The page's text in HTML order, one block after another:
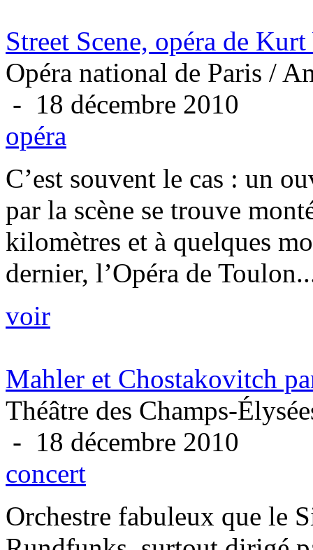
Street Scene, opéra de
Opéra national de Paris /
- 18 décembre 2010
opéra
C’est souvent le cas : un
par la scène se trouve
kilomètres et à quelques
dernier, l’Opéra de
voir
Mahler et Chostakovitch
Théâtre des Champs-
- 18 décembre 2010
concert
Orchestre fabuleux que le